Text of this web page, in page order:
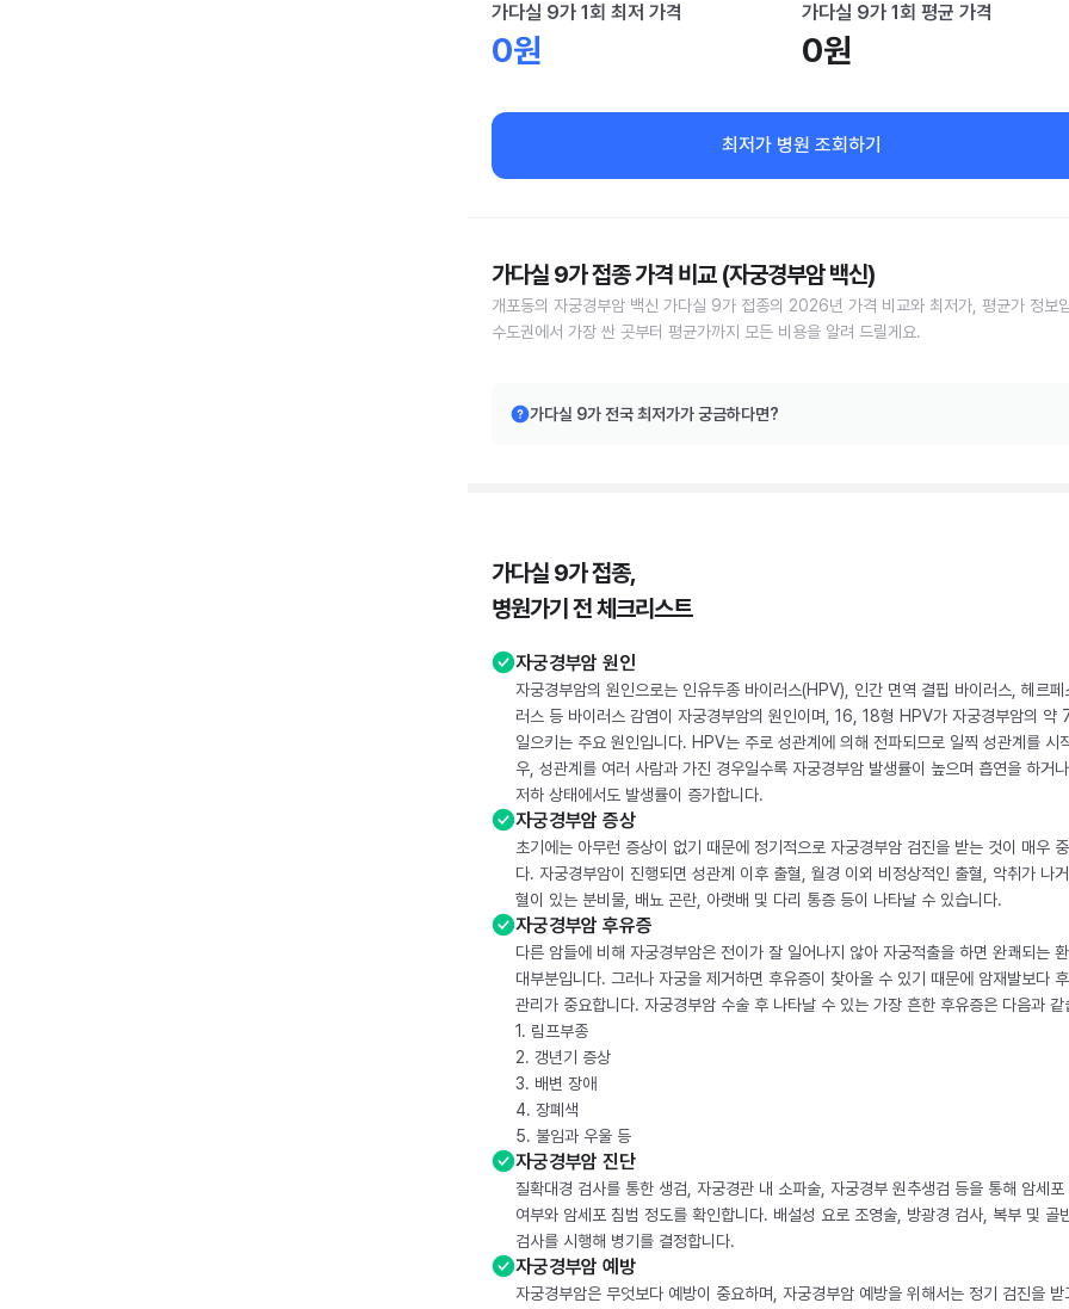
가다실 9가 1회 최저 가격
0원
가다실 9가 1회 평균 가격
0원
최저가 병원 조회하기
가다실 9가 접종 가격 비교 (자궁경부암 백신)
개포동의 자궁경부암 백신 가다실 9가 접종의 2026년 가격 비교와 최저가, 평균가 정보
수도권에서 가장 싼 곳부터 평균가까지 모든 비용을 알려 드릴게요.
가다실 9가 전국 최저가가 궁금하다면?
가다실 9가 접종,
병원가기 전 체크리스트
자궁경부암 원인
자궁경부암의 원인으로는 인유두종 바이러스(HPV), 인간 면역 결핍 바이러스, 헤르페
러스 등 바이러스 감염이 자궁경부암의 원인이며, 16, 18형 HPV가 자궁경부암의 약
일으키는 주요 원인입니다. HPV는 주로 성관계에 의해 전파되므로 일찍 성관계를 시
우, 성관계를 여러 사람과 가진 경우일수록 자궁경부암 발생률이 높으며 흡연을 하거
저하 상태에서도 발생률이 증가합니다.
자궁경부암 증상
초기에는 아무런 증상이 없기 때문에 정기적으로 자궁경부암 검진을 받는 것이 매우
다. 자궁경부암이 진행되면 성관계 이후 출혈, 월경 이외 비정상적인 출혈, 악취가 나
혈이 있는 분비물, 배뇨 곤란, 아랫배 및 다리 통증 등이 나타날 수 있습니다.
자궁경부암 후유증
다른 암들에 비해 자궁경부암은 전이가 잘 일어나지 않아 자궁적출을 하면 완쾌되는
대부분입니다. 그러나 자궁을 제거하면 후유증이 찾아올 수 있기 때문에 암재발보다
관리가 중요합니다. 자궁경부암 수술 후 나타날 수 있는 가장 흔한 후유증은 다음과 같
1. 림프부종
2. 갱년기 증상
3. 배변 장애
4. 장폐색
5. 불임과 우울 등
자궁경부암 진단
질확대경 검사를 통한 생검, 자궁경관 내 소파술, 자궁경부 원추생검 등을 통해 암세포
여부와 암세포 침범 정도를 확인합니다. 배설성 요로 조영술, 방광경 검사, 복부 및 골
검사를 시행해 병기를 결정합니다.
자궁경부암 예방
자궁경부암은 무엇보다 예방이 중요하며, 자궁경부암 예방을 위해서는 정기 검진을 받